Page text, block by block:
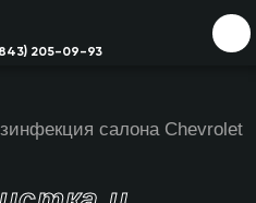
205-09-93
салона Chevrolet